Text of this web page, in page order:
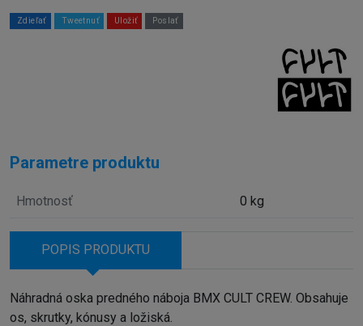
Zdieľať Tweetnuť Uložiť Poslať
Parametre produktu
Hmotnosť 0 kg
POPIS PRODUKTU
Náhradná oska predného náboja BMX CULT CREW. Obsahuje
os, skrutky, kónusy a ložiská.